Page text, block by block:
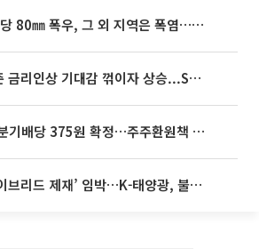
동해안은 시간당 80㎜ 폭우, 그 외 지역은 폭염…‘극과 극 날씨’
뉴욕증시, 연준 금리인상 기대감 꺾이자 상승...S&P500 사상 최고치 [종합]
SK하이닉스, 분기배당 375원 확정…주주환원책 9월로 앞당겨 발표
美 ‘232조 하이브리드 제재’ 임박…K-태양광, 불확실성 털고 날개 다나